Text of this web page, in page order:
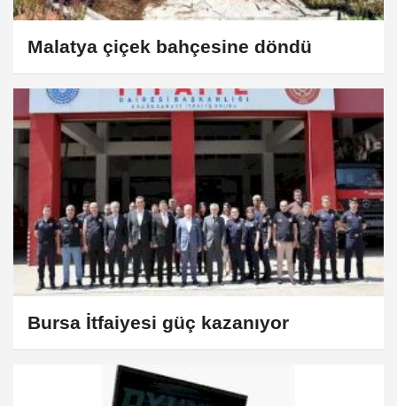
Malatya çiçek bahçesine döndü
Bursa İtfaiyesi güç kazanıyor